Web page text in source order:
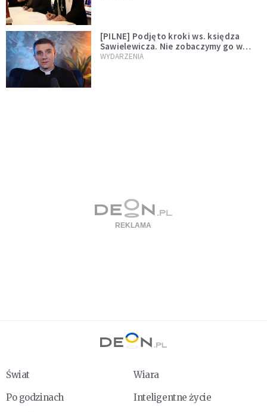
[PILNE] Podjęto kroki ws. księdza
Sawielewicza. Nie zobaczymy go w
mediach
WYDARZENIA
Świat
Wiara
Po godzinach
Inteligentne życie